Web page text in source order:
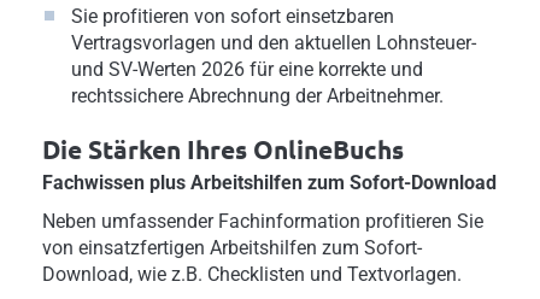
Sie profitieren von sofort einsetzbaren
Vertragsvorlagen und den aktuellen Lohnsteuer-
und SV-Werten 2026 für eine korrekte und
rechtssichere Abrechnung der Arbeitnehmer.
Die Stärken Ihres OnlineBuchs
Fachwissen plus Arbeitshilfen zum Sofort-Download
Neben umfassender Fachinformation profitieren Sie
von einsatzfertigen Arbeitshilfen zum Sofort-
Download, wie z.B. Checklisten und Textvorlagen.